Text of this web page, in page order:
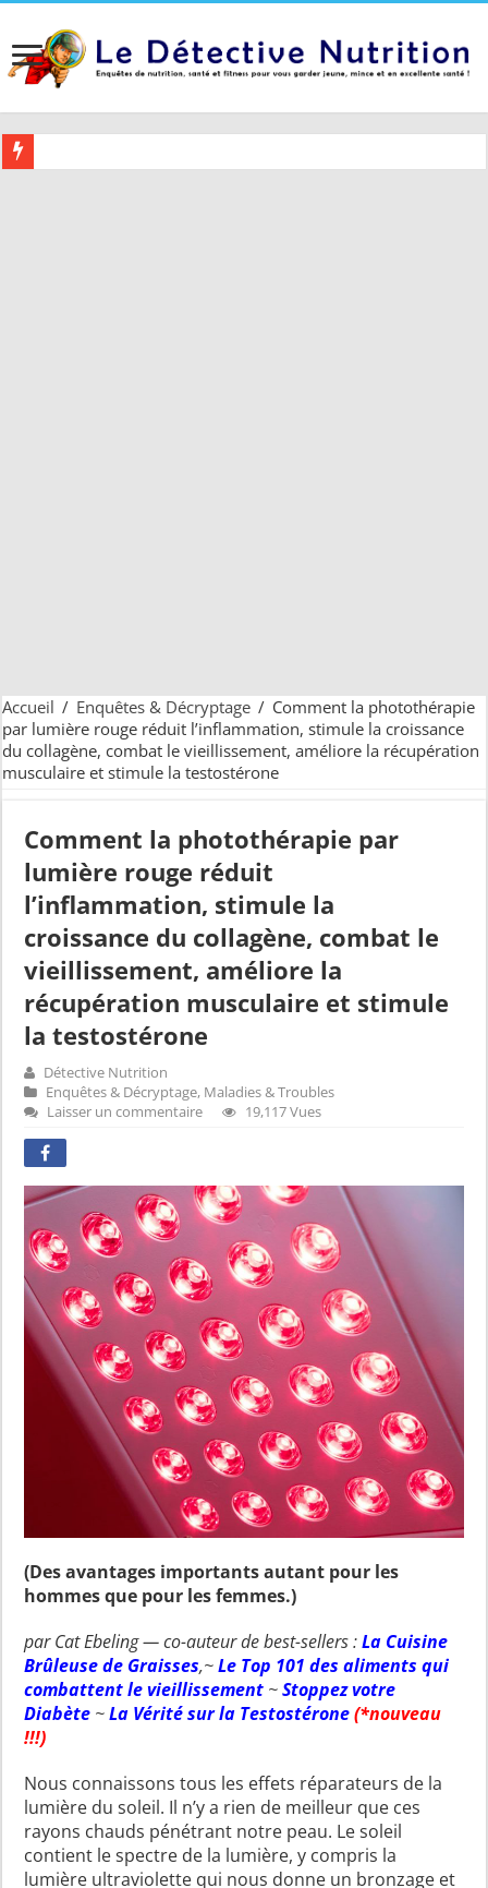
Accueil / Enquêtes & Décryptage / Comment la photothérapie
par lumière rouge réduit l’inflammation, stimule la croissance
du collagène, combat le vieillissement, améliore la récupération
musculaire et stimule la testostérone
Comment la photothérapie par
lumière rouge réduit
l’inflammation, stimule la
croissance du collagène, combat le
vieillissement, améliore la
récupération musculaire et stimule
la testostérone
Détective Nutrition
Enquêtes & Décryptage, Maladies & Troubles
Laisser un commentaire
19,117 Vues
(Des avantages importants autant pour les
hommes que pour les femmes.)
par Cat Ebeling — co-auteur de best-sellers :La Cuisine
Brûleuse de Graisses,~Le Top 101 des aliments qui
combattent le vieillissement ~Stoppez votre
Diabète ~La Vérité sur la Testostérone(*nouveau
!!!)
Nous connaissons tous les effets réparateurs de la
lumière du soleil. Il n’y a rien de meilleur que ces
rayons chauds pénétrant notre peau. Le soleil
contient le spectre de la lumière, y compris la
lumière ultraviolette qui nous donne un bronzage et